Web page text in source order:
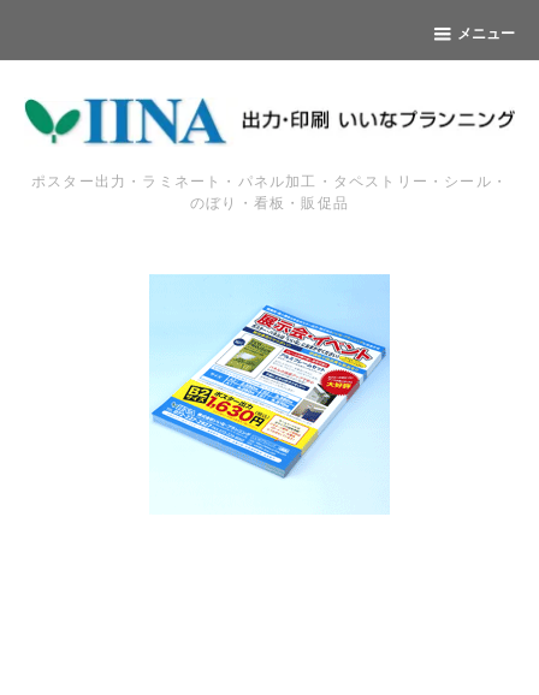
メニュー
ポスター出力・ラミネート・パネル加工・タペストリー・シール・
のぼり・看板・販促品